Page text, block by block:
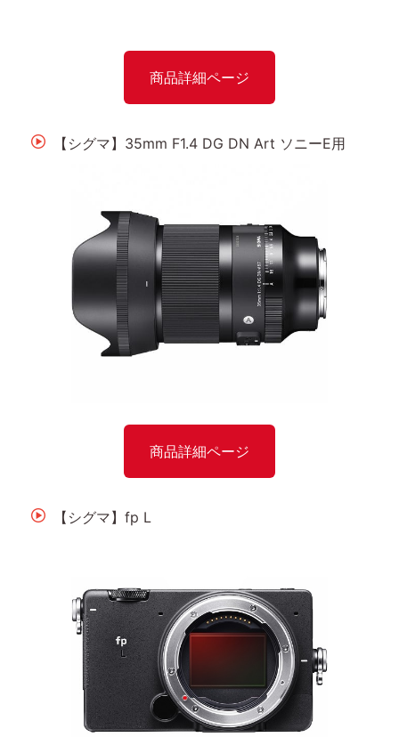
商品詳細ページ
【シグマ】35mm F1.4 DG DN Art ソニーE用
商品詳細ページ
【シグマ】fp L